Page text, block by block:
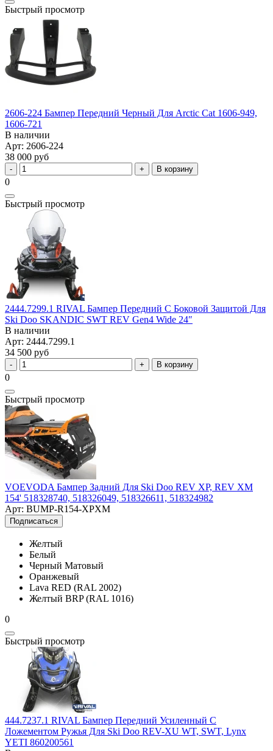
Быстрый просмотр
2606-224 Бампер Передний Черный Для Arctic Cat 1606-949,
1606-721
В наличии
Арт: 2606-224
38 000 руб
В корзину
0
Быстрый просмотр
2444.7299.1 RIVAL Бампер Передний С Боковой Защитой Для
Ski Doo SKANDIC SWT REV Gen4 Wide 24″
В наличии
Арт: 2444.7299.1
34 500 руб
В корзину
0
Быстрый просмотр
VOEVODA Бампер Задний Для Ski Doo REV XP, REV XM
154' 518328740, 518326049, 518326611, 518324982
Арт: BUMP-R154-XPXM
Подписаться
Желтый
Белый
Черный Матовый
Оранжевый
Lava RED (RAL 2002)
Желтый BRP (RAL 1016)
0
Быстрый просмотр
444.7237.1 RIVAL Бампер Передний Усиленный С
Ложементом Ружья Для Ski Doo REV-XU WT, SWT, Lynx
YETI 860200561